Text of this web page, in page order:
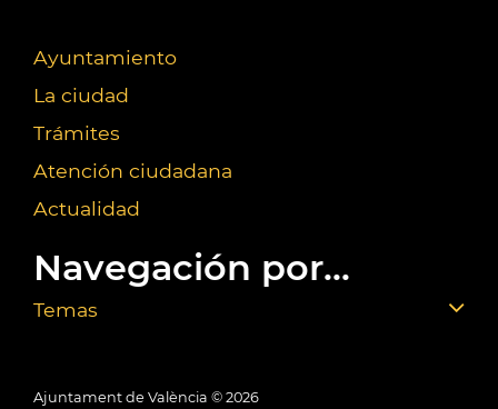
Ayuntamiento
La ciudad
Trámites
Atención ciudadana
Actualidad
Navegación por...
Temas
Ajuntament de València © 2026